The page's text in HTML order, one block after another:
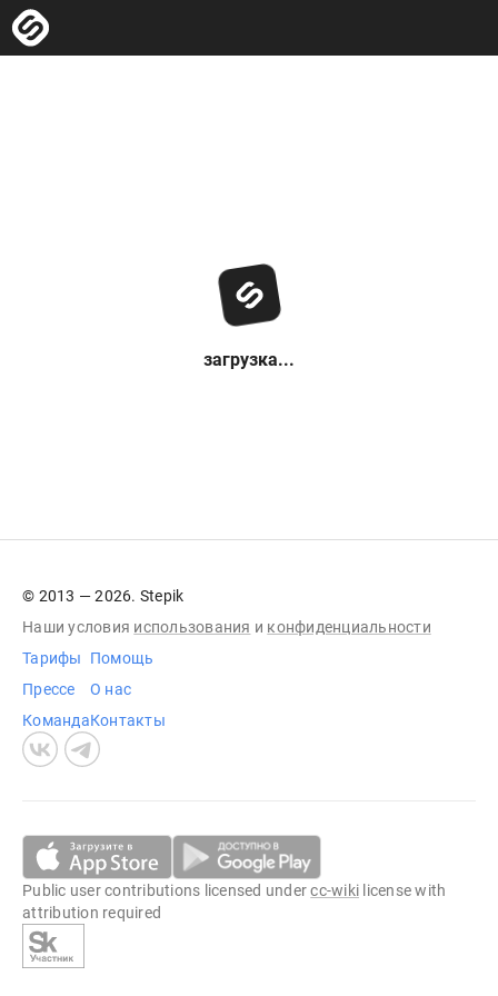
загрузка...
© 2013 — 2026. Stepik
Наши условия использования и конфиденциальности
Тарифы
Прессе
Команда
Помощь
О нас
Контакты
Public user contributions licensed undercc-wiki license with
attribution required